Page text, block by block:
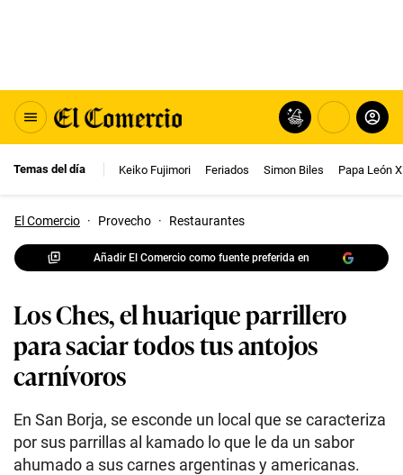
Temas del día Keiko Fujimori Feriados Simon Biles Papa León
El Comercio · Provecho · Restaurantes
Añadir El Comercio como fuente preferida en
Los Ches, el huarique parrillero
para saciar todos tus antojos
carnívoros
En San Borja, se esconde un local que se caracteriza
por sus parrillas al kamado lo que le da un sabor
ahumado a sus carnes argentinas y americanas.